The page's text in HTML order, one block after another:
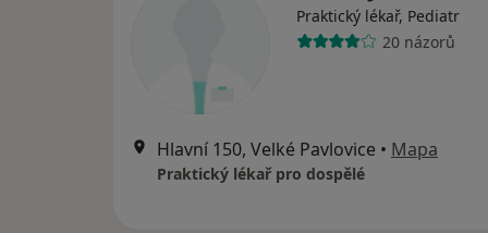
Praktický lékař, Pediatr
20 názorů
Hlavní 150, Velké Pavlovice • Mapa
Praktický lékař pro dospělé